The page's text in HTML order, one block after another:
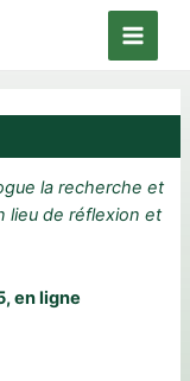
Main
la recherche et
lieu de réflexion et
en ligne